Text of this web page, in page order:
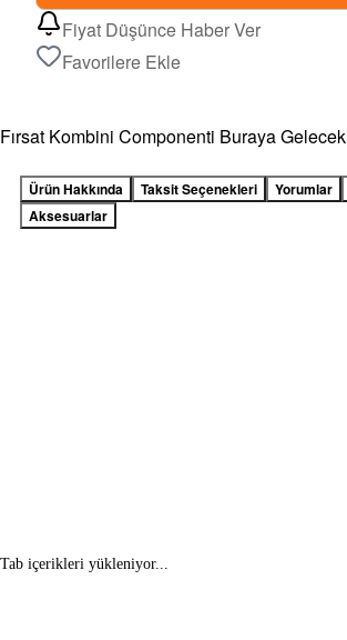
Fiyat Düşünce Haber Ver
Favorilere Ekle
Fırsat Kombini Componenti Buraya Gelecek
Ürün Hakkında Taksit Seçenekleri Yorumlar
Aksesuarlar
Tab içerikleri yükleniyor...